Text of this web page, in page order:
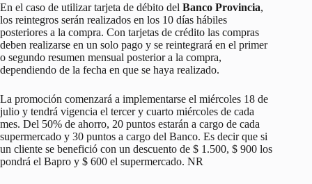
En el caso de utilizar tarjeta de débito del Banco Provincia,
los reintegros serán realizados en los 10 días hábiles
posteriores a la compra. Con tarjetas de crédito las compras
deben realizarse en un solo pago y se reintegrará en el primer
o segundo resumen mensual posterior a la compra,
dependiendo de la fecha en que se haya realizado.
La promoción comenzará a implementarse el miércoles 18 de
julio y tendrá vigencia el tercer y cuarto miércoles de cada
mes. Del 50% de ahorro, 20 puntos estarán a cargo de cada
supermercado y 30 puntos a cargo del Banco. Es decir que si
un cliente se benefició con un descuento de $ 1.500, $ 900 los
pondrá el Bapro y $ 600 el supermercado. NR